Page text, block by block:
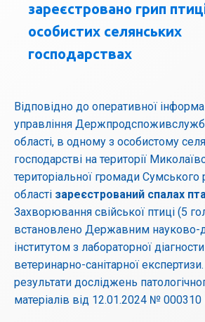
зареєстровано грип
особистих селянських
господарствах
Відповідно до оперативної
управління
області, в одному з особистому
господарстві на території
територіальної громади Сумського
області зареєстрований спалах
Захворювання свійської птиці (5
встановлено Державним науково-
інститутом з лабораторної
ветеринарно-санітарної
результати досліджень
матеріалів від 12.01.2024 №